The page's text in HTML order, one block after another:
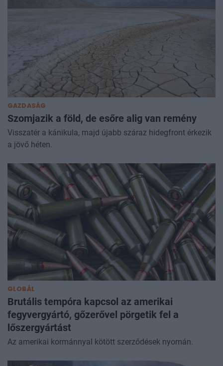
GAZDASÁG
Szomjazik a föld, de esőre alig van remény
Visszatér a kánikula, majd újabb száraz hidegfront érkezik
a jövő héten.
GLOBÁL
Brutális tempóra kapcsol az amerikai
fegyvergyártó, gőzerővel pörgetik fel a
lőszergyártást
Az amerikai kormánnyal kötött szerződések nyomán.